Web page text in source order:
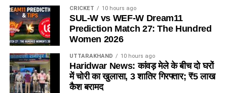
CRICKET 10 hours ago
SUL-W vs WEF-W Dream11
Prediction Match 27: The Hundred
Women 2026
UTTARAKHAND 10 hours ago
Haridwar News: कांवड़ मेले के बीच दो घरों
में चोरी का खुलासा, 3 शातिर गिरफ्तार; ₹5 लाख
कैश बरामद